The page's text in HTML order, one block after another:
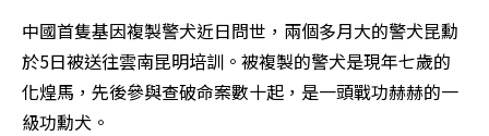
中國首隻基因複製警犬近日問世，兩個多月大的警犬昆勳
於5日被送往雲南昆明培訓。被複製的警犬是現年七歲的
化煌馬，先後參與查破命案數十起，是一頭戰功赫赫的一
級功勳犬。